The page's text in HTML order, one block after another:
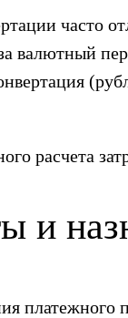
часто
валютный
расчета
и